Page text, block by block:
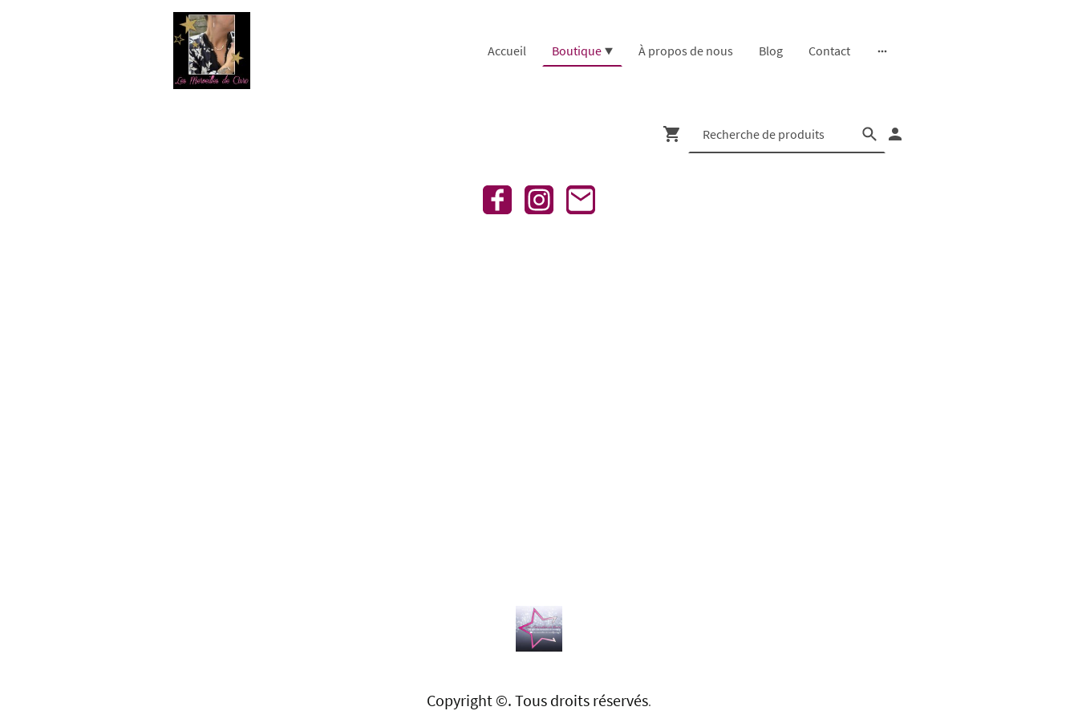
Accueil Boutique À propos de nous Blog Contact
Copyright ©. Tous droits réservés.